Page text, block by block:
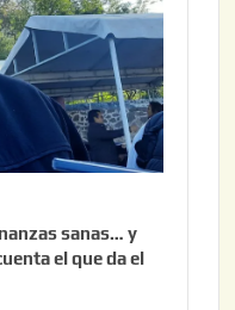
sanas… y
el que da el